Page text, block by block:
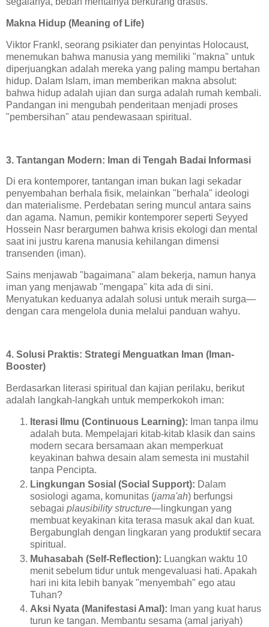
Makna Hidup (Meaning of Life)
Viktor Frankl, seorang psikiater dan penyintas Holocaust,
menemukan bahwa manusia yang memiliki "makna" untuk
diperjuangkan adalah mereka yang paling mampu bertahan
hidup. Dalam Islam, iman memberikan makna absolut:
bahwa hidup adalah ujian dan surga adalah rumah kembali.
Pandangan ini mengubah penderitaan menjadi proses
"pembersihan" atau pendewasaan spiritual.
3. Tantangan Modern: Iman di Tengah Badai Informasi
Di era kontemporer, tantangan iman bukan lagi sekadar
penyembahan berhala fisik, melainkan "berhala" ideologi
dan materialisme. Perdebatan sering muncul antara sains
dan agama. Namun, pemikir kontemporer seperti Seyyed
Hossein Nasr berargumen bahwa krisis ekologi dan mental
saat ini justru karena manusia kehilangan dimensi
transenden (iman).
Sains menjawab "bagaimana" alam bekerja, namun hanya
iman yang menjawab "mengapa" kita ada di sini.
Menyatukan keduanya adalah solusi untuk meraih surga—
dengan cara mengelola dunia melalui panduan wahyu.
4. Solusi Praktis: Strategi Menguatkan Iman (Iman-
Booster)
Berdasarkan literasi spiritual dan kajian perilaku, berikut
adalah langkah-langkah untuk memperkokoh iman:
Iterasi Ilmu (Continuous Learning): Iman tanpa ilmu
adalah buta. Mempelajari kitab-kitab klasik dan sains
modern secara bersamaan akan memperkuat
keyakinan bahwa desain alam semesta ini mustahil
tanpa Pencipta.
Lingkungan Sosial (Social Support): Dalam
sosiologi agama, komunitas (jama'ah) berfungsi
sebagai plausibility structure—lingkungan yang
membuat keyakinan kita terasa masuk akal dan kuat.
Bergabunglah dengan lingkaran yang produktif secara
spiritual.
Muhasabah (Self-Reflection): Luangkan waktu 10
menit sebelum tidur untuk mengevaluasi hati. Apakah
hari ini kita lebih banyak "menyembah" ego atau
Tuhan?
Aksi Nyata (Manifestasi Amal): Iman yang kuat harus
turun ke tangan. Membantu sesama (amal jariyah)